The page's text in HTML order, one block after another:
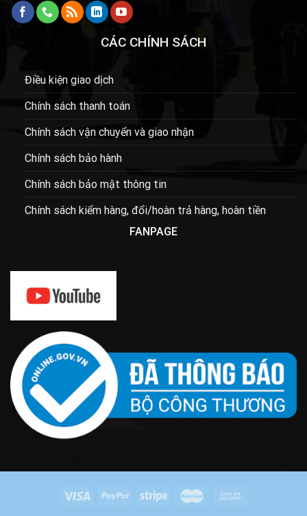
CÁC CHÍNH SÁCH
Điều kiện giao dịch
Chính sách thanh toán
Chính sách vận chuyển và giao nhận
Chính sách bảo hành
Chính sách bảo mật thông tin
Chính sách kiểm hàng, đổi/hoàn trả hàng, hoàn tiền
FANPAGE